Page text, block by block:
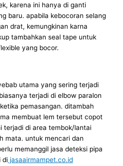
karena ini hanya di ganti
baru. apabila kebocoran selang
drat, kemungkinan karna
tambahkan seal tape untuk
yang bocor.
utama yang sering terjadi
terjadi di elbow paralon
pemasangan. ditambah
membuat lem tersebut copot
terjadi di area tembok/lantai
mata. untuk mencari dan
memanggil jasa deteksi pipa
di jasaairmampet.co.id